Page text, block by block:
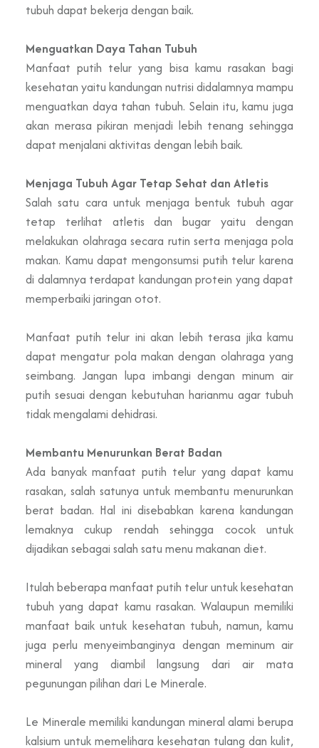
tubuh dapat bekerja dengan baik.
Menguatkan Daya Tahan Tubuh
Manfaat putih telur yang bisa kamu rasakan bagi
kesehatan yaitu kandungan nutrisi didalamnya mampu
menguatkan daya tahan tubuh. Selain itu, kamu juga
akan merasa pikiran menjadi lebih tenang sehingga
dapat menjalani aktivitas dengan lebih baik.
Menjaga Tubuh Agar Tetap Sehat dan Atletis
Salah satu cara untuk menjaga bentuk tubuh agar
tetap terlihat atletis dan bugar yaitu dengan
melakukan olahraga secara rutin serta menjaga pola
makan. Kamu dapat mengonsumsi putih telur karena
di dalamnya terdapat kandungan protein yang dapat
memperbaiki jaringan otot.
Manfaat putih telur ini akan lebih terasa jika kamu
dapat mengatur pola makan dengan olahraga yang
seimbang. Jangan lupa imbangi dengan minum air
putih sesuai dengan kebutuhan harianmu agar tubuh
tidak mengalami dehidrasi.
Membantu Menurunkan Berat Badan
Ada banyak manfaat putih telur yang dapat kamu
rasakan, salah satunya untuk membantu menurunkan
berat badan. Hal ini disebabkan karena kandungan
lemaknya cukup rendah sehingga cocok untuk
dijadikan sebagai salah satu menu makanan diet.
Itulah beberapa manfaat putih telur untuk kesehatan
tubuh yang dapat kamu rasakan. Walaupun memiliki
manfaat baik untuk kesehatan tubuh, namun, kamu
juga perlu menyeimbanginya dengan meminum air
mineral yang diambil langsung dari air mata
pegunungan pilihan dari Le Minerale.
Le Minerale memiliki kandungan mineral alami berupa
kalsium untuk memelihara kesehatan tulang dan kulit,